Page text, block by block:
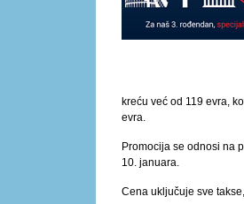
kreću već od 119 evra,
evra.
Promocija se odnosi na
10. januara.
Cena uključuje sve